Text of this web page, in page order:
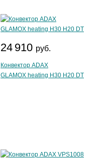
24 910 руб.
Конвектор ADAX
GLAMOX heating H30 H20 DT